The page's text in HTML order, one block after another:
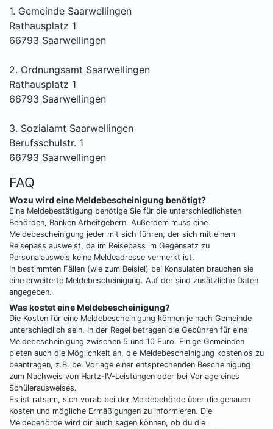
1. Gemeinde Saarwellingen
Rathausplatz 1
66793 Saarwellingen
2. Ordnungsamt Saarwellingen
Rathausplatz 1
66793 Saarwellingen
3. Sozialamt Saarwellingen
Berufsschulstr. 1
66793 Saarwellingen
FAQ
Wozu wird eine Meldebescheinigung benötigt?
Eine Meldebestätigung benötige Sie für die unterschiedlichsten
Behörden, Banken Arbeitgebern. Außerdem muss eine
Meldebescheinigung jeder mit sich führen, der sich mit einem
Reisepass ausweist, da im Reisepass im Gegensatz zu
Personalausweis keine Meldeadresse vermerkt ist.
In bestimmten Fällen (wie zum Beisiel) bei Konsulaten brauchen sie
eine erweiterte Meldebescheinigung. Auf der sind zusätzliche Daten
angegeben.
Was kostet eine Meldebescheinigung?
Die Kosten für eine Meldebescheinigung können je nach Gemeinde
unterschiedlich sein. In der Regel betragen die Gebühren für eine
Meldebescheinigung zwischen 5 und 10 Euro. Einige Gemeinden
bieten auch die Möglichkeit an, die Meldebescheinigung kostenlos zu
beantragen, z.B. bei Vorlage einer entsprechenden Bescheinigung
zum Nachweis von Hartz-IV-Leistungen oder bei Vorlage eines
Schülerausweises.
Es ist ratsam, sich vorab bei der Meldebehörde über die genauen
Kosten und mögliche Ermäßigungen zu informieren. Die
Meldebehörde wird dir auch sagen können, ob du die